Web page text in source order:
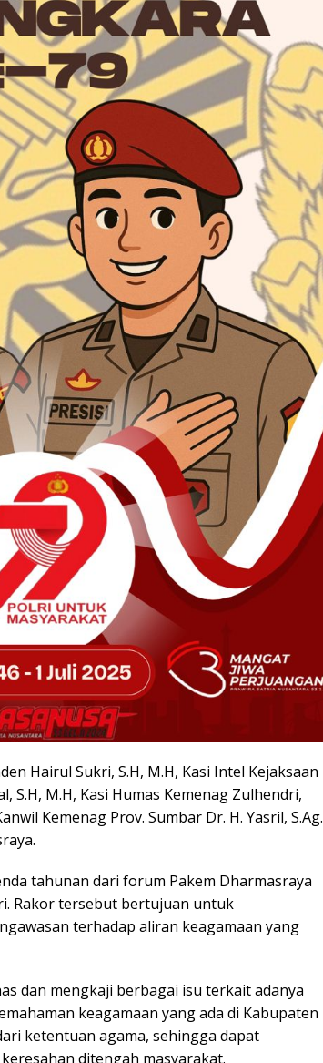
Hairul Sukri, S.H, M.H, Kasi Intel Kejaksaan
S.H, M.H, Kasi Humas Kemenag Zulhendri,
Kemenag Prov. Sumbar Dr. H. Yasril, S.Ag.
tahunan dari forum Pakem Dharmasraya
Rakor tersebut bertujuan untuk
terhadap aliran keagamaan yang
dan mengkaji berbagai isu terkait adanya
keagamaan yang ada di Kabupaten
ketentuan agama, sehingga dapat
ditengah masyarakat.